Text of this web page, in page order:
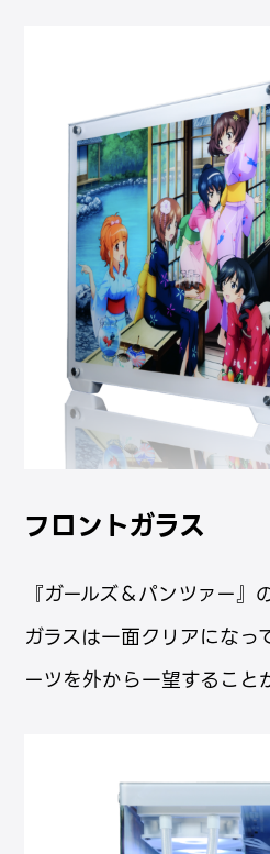
フロントガラス
『ガールズ＆パンツァー』
ガラスは一面クリアにな
ーツを外から一望すること